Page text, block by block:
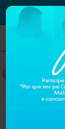
PRIMEIRA
NUTRIÇÃO
Home